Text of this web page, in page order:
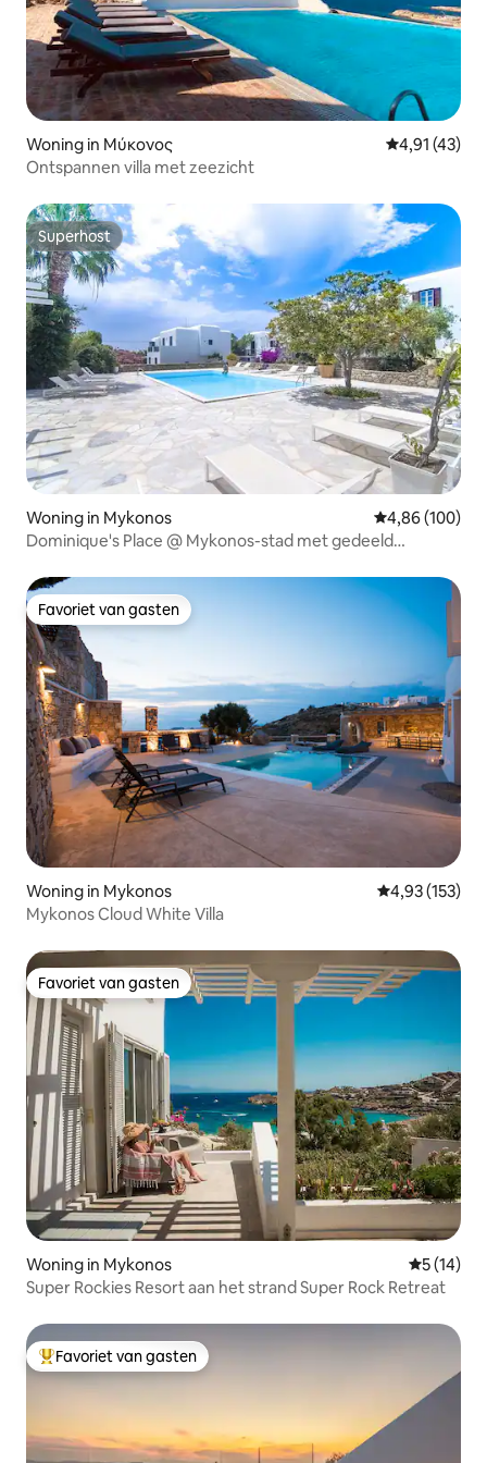
Woning in Μύκονος Gemiddelde
4,91 (43)
Ontspannen villa met zeezicht
Superhost
Superhost
Woning in Mykonos Gemiddelde
4,86 (100)
Dominique's Place @ Mykonos-stad met gedeeld
Favoriet van gasten
Favoriet van gasten
Woning in Mykonos Gemiddelde
4,93 (153)
Mykonos Cloud White Villa
Favoriet van gasten
Favoriet van gasten
Woning in Mykonos
5 (14)
Super Rockies Resort aan het strand Super Rock Retreat
Topfavoriet van gasten
Favoriet van gasten